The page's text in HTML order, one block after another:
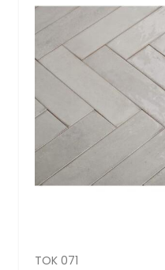
TOK 071